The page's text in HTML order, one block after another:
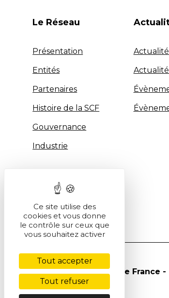
Le Réseau
Présentation
Entités
Partenaires
Histoire de la SCF
Gouvernance
Industrie
© Société Chimique de France -
2026
Ce site utilise des
cookies et vous donne
le contrôle sur ceux que
vous souhaitez activer
Tout accepter
Tout refuser